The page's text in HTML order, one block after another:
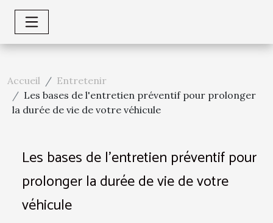
Accueil
Entretenir
Les bases de l'entretien préventif pour prolonger
la durée de vie de votre véhicule
Les bases de l'entretien préventif pour
prolonger la durée de vie de votre
véhicule